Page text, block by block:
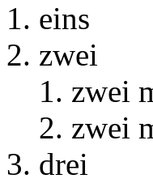
eins
zwei
zwei
zwei
drei